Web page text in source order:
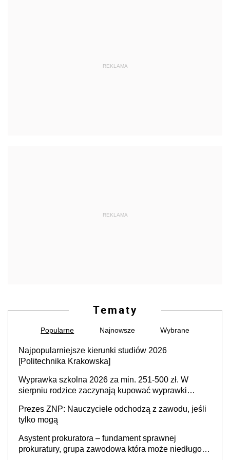
REKLAMA
REKLAMA
Tematy
Popularne Najnowsze Wybrane
Najpopularniejsze kierunki studiów 2026
[Politechnika Krakowska]
Wyprawka szkolna 2026 za min. 251-500 zł. W
sierpniu rodzice zaczynają kupować wyprawki
ponad 1 tys. zł
Prezes ZNP: Nauczyciele odchodzą z zawodu, jeśli
tylko mogą
Asystent prokuratora – fundament sprawnej
prokuratury, grupa zawodowa która może niedługo